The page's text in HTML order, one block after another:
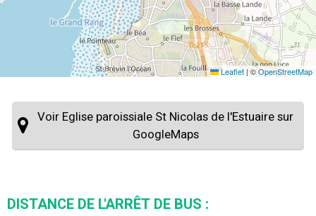
Leaflet |©OpenStreetMap
Voir Eglise paroissiale St Nicolas de l'Estuaire sur
GoogleMaps
DISTANCE DE L'ARRÊT DE BUS :